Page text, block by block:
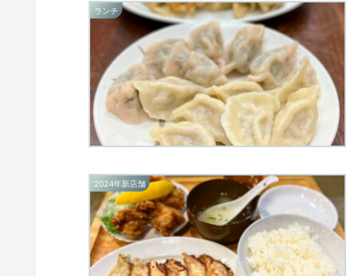
ランチ
2024年新店舗